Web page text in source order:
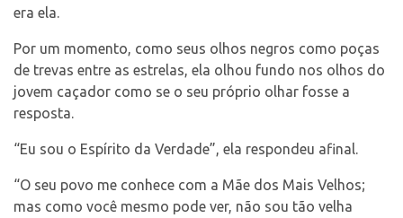
era ela.
Por um momento, como seus olhos negros como poças
de trevas entre as estrelas, ela olhou fundo nos olhos do
jovem caçador como se o seu próprio olhar fosse a
resposta.
“Eu sou o Espírito da Verdade”, ela respondeu afinal.
“O seu povo me conhece com a Mãe dos Mais Velhos;
mas como você mesmo pode ver, não sou tão velha